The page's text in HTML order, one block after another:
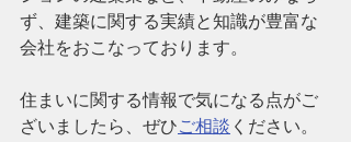
ず、建築に関する実績と知識が豊富な
会社をおこなっております。
住まいに関する情報で気になる点がご
ざいましたら、ぜひご相談 ください。